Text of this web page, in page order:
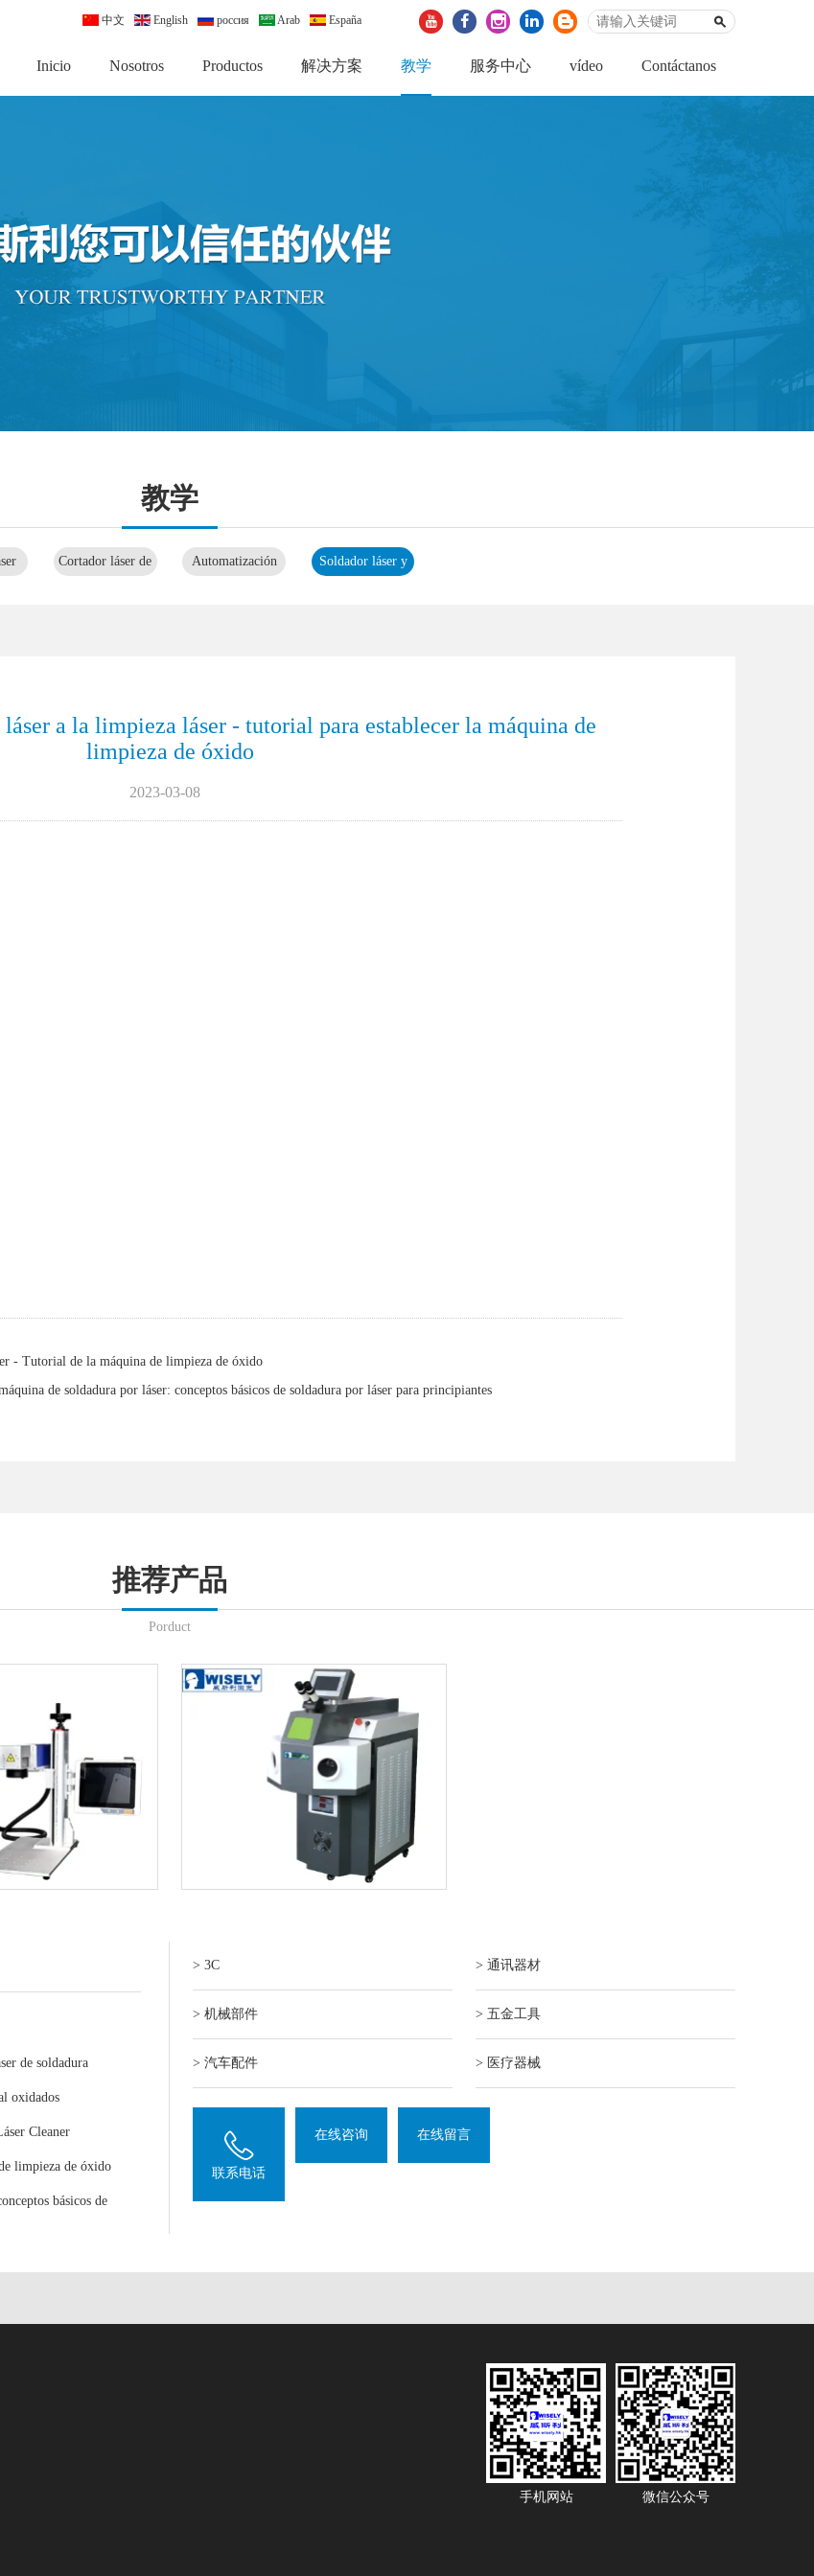
中文 English россия Arab España
Inicio Nosotros Productos 解决方案 教学 服务中心 vídeo Contáctanos
教学
Cortador láser de
Automatización
Soldador láser y
a la limpieza láser - tutorial para establecer la máquina de
limpieza de óxido
2023-03-08
- Tutorial de la máquina de limpieza de óxido
de soldadura por láser: conceptos básicos de soldadura por láser para principiantes
推荐产品
Porduct
de soldadura
oxidados
Cleaner
limpieza de óxido
básicos de
> 3C > 通讯器材
> 机械部件 > 五金工具
> 汽车配件 > 医疗器械
联系电话
在线咨询 在线留言
手机网站 微信公众号